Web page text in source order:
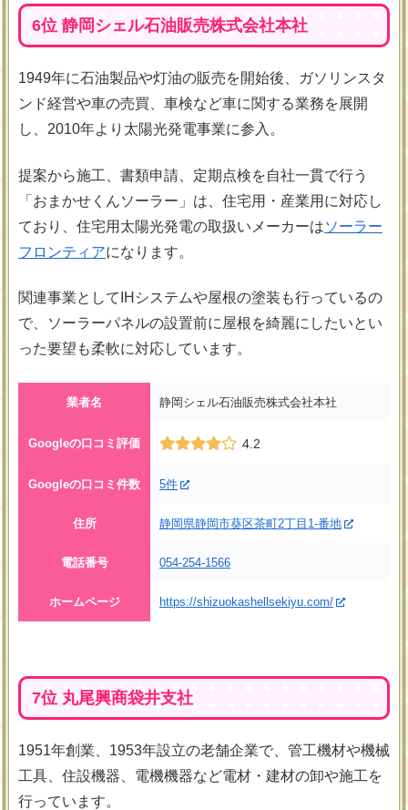
6位 静岡シェル石油販売株式会社本社
1949年に石油製品や灯油の販売を開始後、ガソリンスタ
ンド経営や車の売買、車検など車に関する業務を展開
し、2010年より太陽光発電事業に参入。
提案から施工、書類申請、定期点検を自社一貫で行う
「おまかせくんソーラー」は、住宅用・産業用に対応し
ており、住宅用太陽光発電の取扱いメーカーはソーラー
フロンティアになります。
関連事業としてIHシステムや屋根の塗装も行っているの
で、ソーラーパネルの設置前に屋根を綺麗にしたいとい
った要望も柔軟に対応しています。
業者名 静岡シェル石油販売株式会社本社
Googleの口コミ評価 4.2
Googleの口コミ件数 5件
住所 静岡県静岡市葵区茶町2丁目1-番地
電話番号 054-254-1566
ホームページ https://shizuokashellsekiyu.com/
7位 丸尾興商袋井支社
1951年創業、1953年設立の老舗企業で、管工機材や機械
工具、住設機器、電機機器など電材・建材の卸や施工を
行っています。